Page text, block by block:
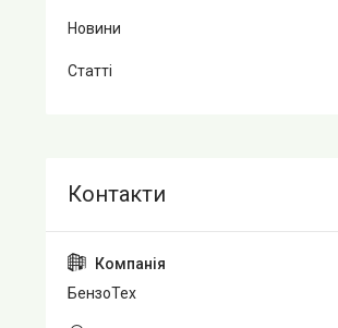
Новини
Статті
БензоТех